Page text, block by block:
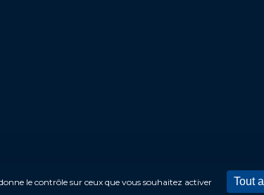
le contrôle sur ceux que vous souhaitez activer Tout